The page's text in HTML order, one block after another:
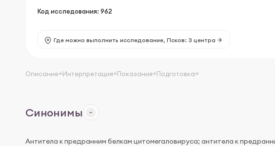
Код исследования: 962
Где можно выполнить исследование, Псков: 3 центра
Описание
Интерпретация Показания Подготовка
Синонимы
Антитела к предранним белкам цитомегаловируса; антитела к